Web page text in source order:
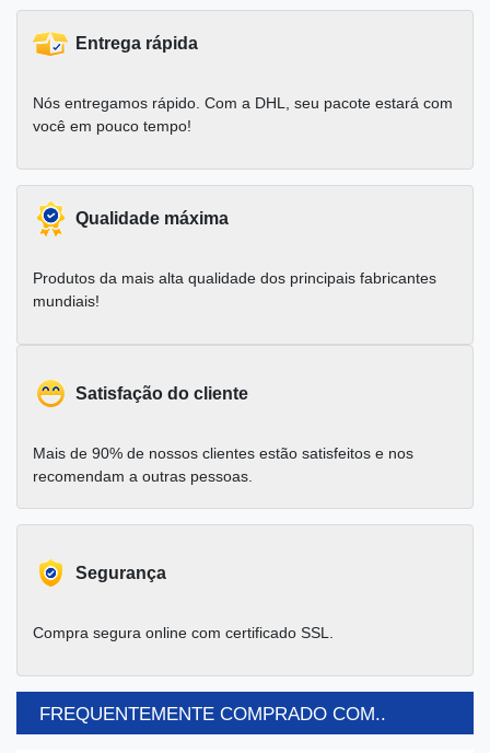
Entrega rápida
Nós entregamos rápido. Com a DHL, seu pacote estará com
você em pouco tempo!
Qualidade máxima
Produtos da mais alta qualidade dos principais fabricantes
mundiais!
Satisfação do cliente
Mais de 90% de nossos clientes estão satisfeitos e nos
recomendam a outras pessoas.
Segurança
Compra segura online com certificado SSL.
FREQUENTEMENTE COMPRADO COM..